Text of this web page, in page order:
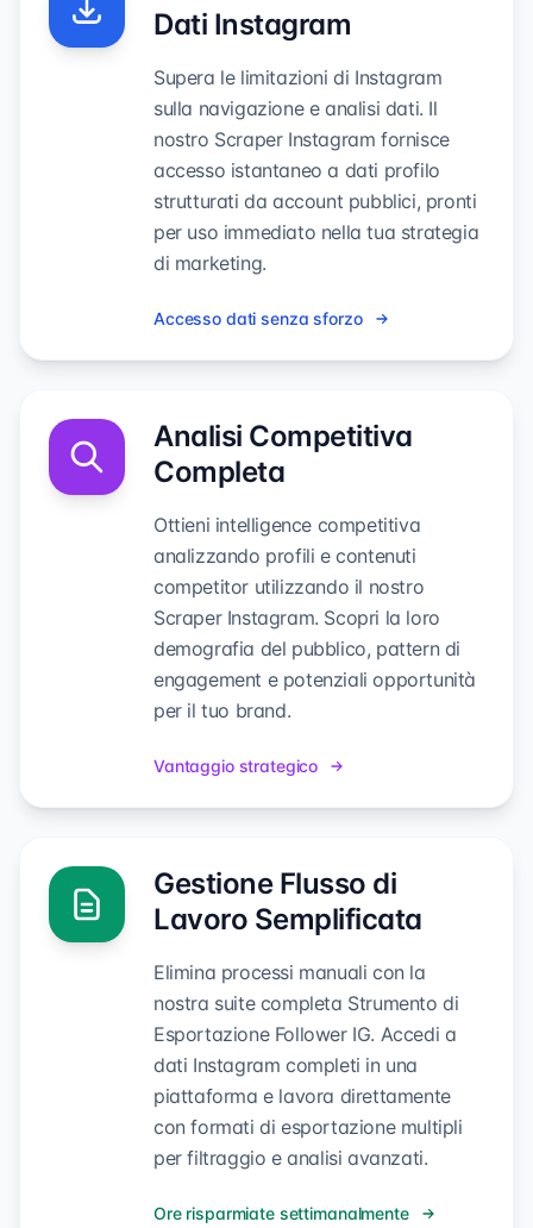
Dati Instagram
Supera le limitazioni di Instagram
sulla navigazione e analisi dati. Il
nostro Scraper Instagram fornisce
accesso istantaneo a dati profilo
strutturati da account pubblici, pronti
per uso immediato nella tua strategia
di marketing.
Accesso dati senza sforzo
Analisi Competitiva
Completa
Ottieni intelligence competitiva
analizzando profili e contenuti
competitor utilizzando il nostro
Scraper Instagram. Scopri la loro
demografia del pubblico, pattern di
engagement e potenziali opportunità
per il tuo brand.
Vantaggio strategico
Gestione Flusso di
Lavoro Semplificata
Elimina processi manuali con la
nostra suite completa Strumento di
Esportazione Follower IG. Accedi a
dati Instagram completi in una
piattaforma e lavora direttamente
con formati di esportazione multipli
per filtraggio e analisi avanzati.
Ore risparmiate settimanalmente